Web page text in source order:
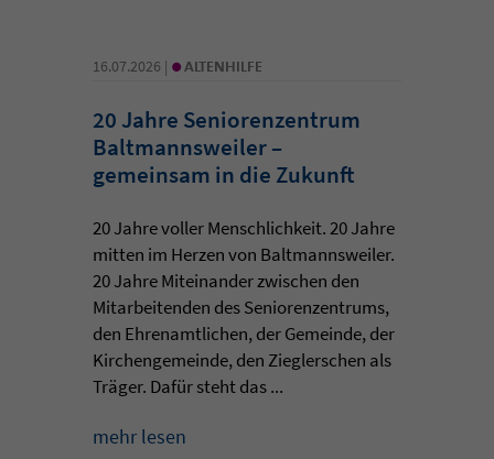
16.07.2026 | • ALTENHILFE
20 Jahre Seniorenzentrum
Baltmannsweiler –
gemeinsam in die Zukunft
20 Jahre voller Menschlichkeit. 20 Jahre
mitten im Herzen von Baltmannsweiler.
20 Jahre Miteinander zwischen den
Mitarbeitenden des Seniorenzentrums,
den Ehrenamtlichen, der Gemeinde, der
Kirchengemeinde, den Zieglerschen als
Träger. Dafür steht das ...
mehr lesen